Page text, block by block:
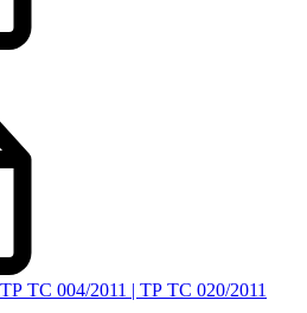
ТР ТС 004/2011 | ТР ТС 020/2011